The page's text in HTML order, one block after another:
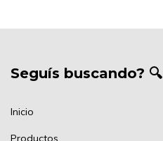
Seguís buscando? 🔍
Inicio
Productos